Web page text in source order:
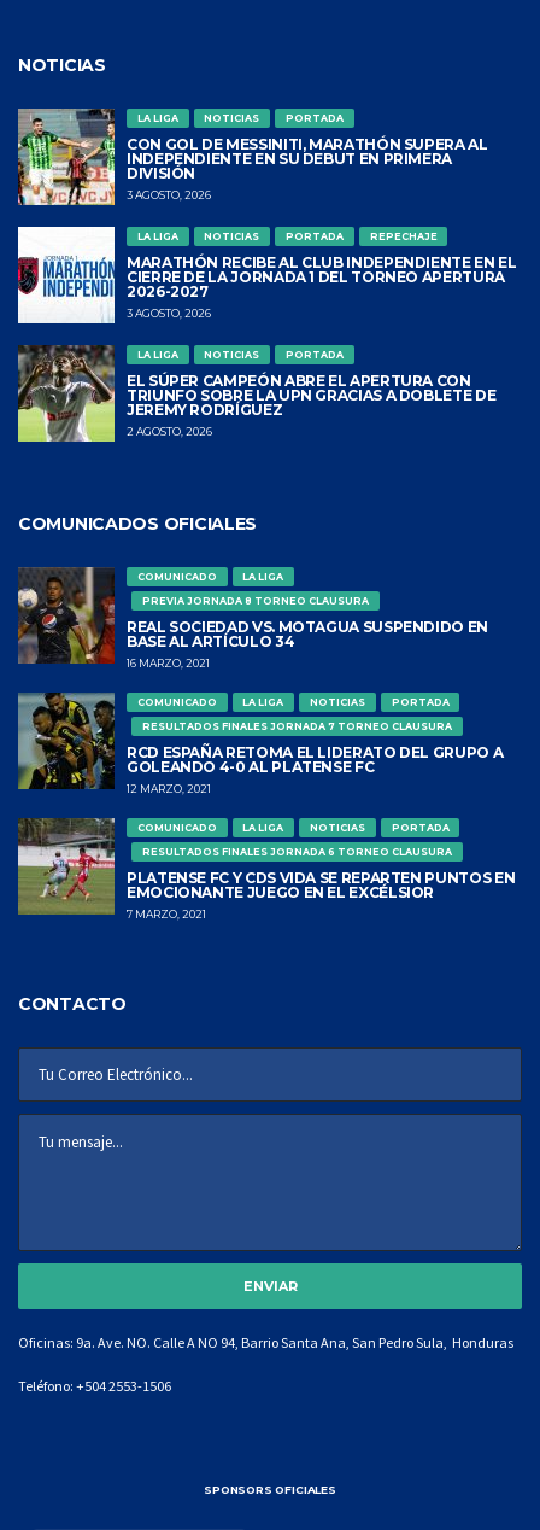
NOTICIAS
LA LIGA NOTICIAS PORTADA
CON GOL DE MESSINITI, MARATHÓN SUPERA AL
INDEPENDIENTE EN SU DEBUT EN PRIMERA
DIVISIÓN
3 AGOSTO, 2026
LA LIGA NOTICIAS PORTADA REPECHAJE
MARATHÓN RECIBE AL CLUB INDEPENDIENTE EN EL
CIERRE DE LA JORNADA 1 DEL TORNEO APERTURA
2026-2027
3 AGOSTO, 2026
LA LIGA NOTICIAS PORTADA
EL SÚPER CAMPEÓN ABRE EL APERTURA CON
TRIUNFO SOBRE LA UPN GRACIAS A DOBLETE DE
JEREMY RODRÍGUEZ
2 AGOSTO, 2026
COMUNICADOS OFICIALES
COMUNICADO
LA LIGA
PREVIA JORNADA 8 TORNEO CLAUSURA
REAL SOCIEDAD VS. MOTAGUA SUSPENDIDO EN
BASE AL ARTÍCULO 34
16 MARZO, 2021
COMUNICADO LA LIGA NOTICIAS
PORTADA
RESULTADOS FINALES JORNADA 7 TORNEO CLAUSURA
RCD ESPAÑA RETOMA EL LIDERATO DEL GRUPO A
GOLEANDO 4-0 AL PLATENSE FC
12 MARZO, 2021
COMUNICADO LA LIGA NOTICIAS
PORTADA
RESULTADOS FINALES JORNADA 6 TORNEO CLAUSURA
PLATENSE FC Y CDS VIDA SE REPARTEN PUNTOS EN
EMOCIONANTE JUEGO EN EL EXCÉLSIOR
7 MARZO, 2021
CONTACTO
Oficinas: 9a. Ave. NO. Calle A NO 94, Barrio Santa Ana, San Pedro Sula, Honduras
Teléfono: +504 2553-1506
SPONSORS OFICIALES